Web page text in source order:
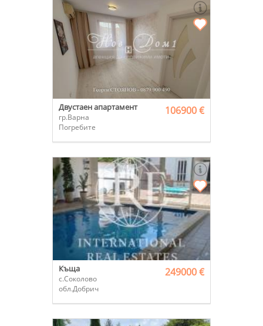
Двустаен апартамент
гр.Варна
Погребите
106900 €
Къща
с.Соколово
обл.Добрич
249000 €